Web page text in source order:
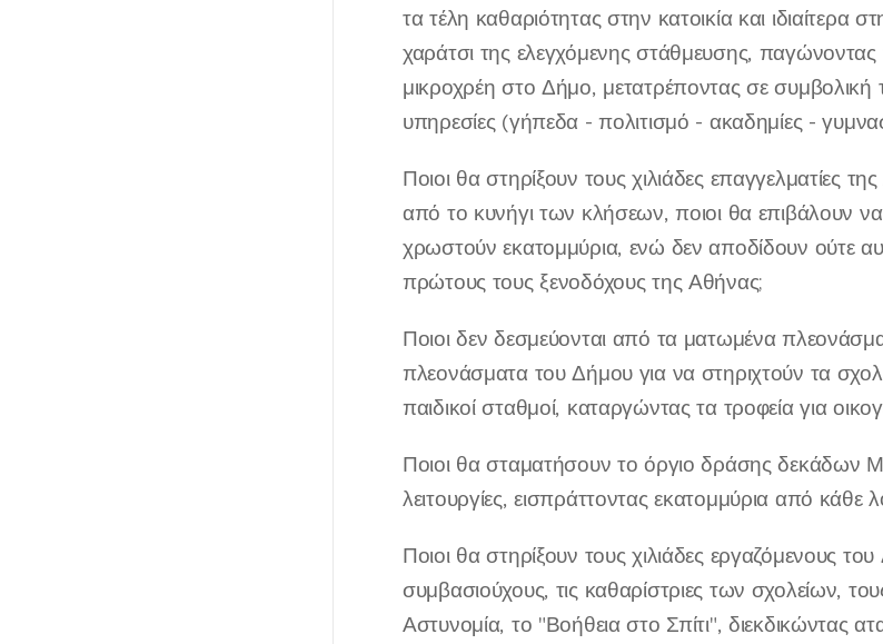
τα τέλη καθαριότητας στην κατοικία και
χαράτσι της ελεγχόμενης στάθμευσης,
μικροχρέη στο Δήμο, μετατρέποντας σε
υπηρεσίες (γήπεδα - πολιτισμό - ακαδημίες -
Ποιοι θα στηρίξουν τους χιλιάδες
από το κυνήγι των κλήσεων, ποιοι θα επιβάλουν
χρωστούν εκατομμύρια, ενώ δεν αποδίδουν ούτε
πρώτους τους ξενοδόχους της Αθήνας;
Ποιοι δεν δεσμεύονται από τα ματωμένα
πλεονάσματα του Δήμου για να στηριχτούν τα
παιδικοί σταθμοί, καταργώντας τα τροφεία για
Ποιοι θα σταματήσουν το όργιο δράσης δεκάδων
λειτουργίες, εισπράττοντας εκατομμύρια από
Ποιοι θα στηρίξουν τους χιλιάδες εργαζόμενους
συμβασιούχους, τις καθαρίστριες των σχολείων,
Αστυνομία, το "Βοήθεια στο Σπίτι", διεκδικώντας